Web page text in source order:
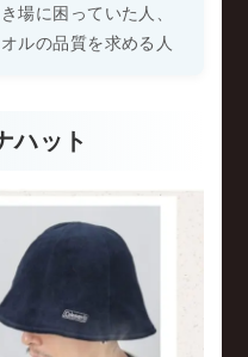
場に困っていた人、
ルの品質を求める人
ハット